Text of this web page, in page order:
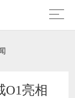
O1亮相